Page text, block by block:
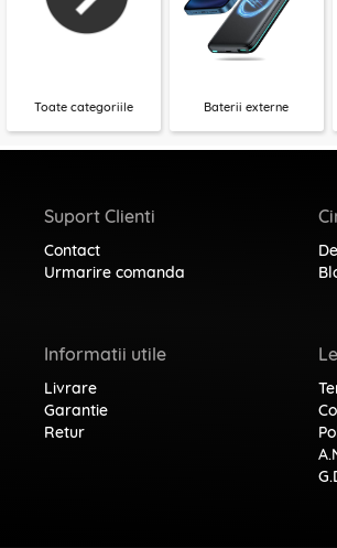
Toate categoriile Baterii externe
Suport Clienti
Contact
Urmarire comanda
Informatii utile
Livrare
Garantie
Retur